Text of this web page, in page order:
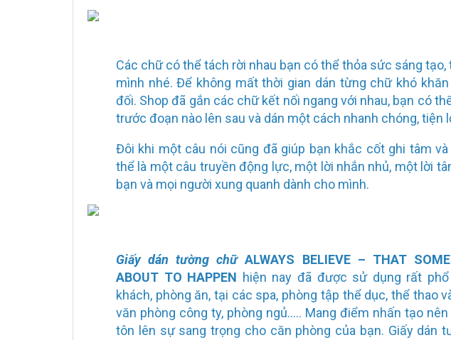
Các chữ có thể tách rời nhau bạn có thể thỏa sức sáng
mình nhé. Để không mất thời gian dán từng chữ khó
đối. Shop đã gắn các chữ kết nối ngang với nhau, bạn có
trước đoạn nào lên sau và dán một cách nhanh chóng, tiện
Đôi khi một câu nói cũng đã giúp bạn khắc cốt ghi tâm
thể là một câu truyền động lực, một lời nhắn nhủ, một lời
bạn và mọi người xung quanh dành cho mình.
Giấy dán tường chữ ALWAYS BELIEVE – THAT
ABOUT TO HAPPEN hiện nay đã được sử dụng rất
khách, phòng ăn, tại các spa, phòng tập thể dục, thể thao
văn phòng công ty, phòng ngủ….. Mang điểm nhấn tạo
tôn lên sự sang trọng cho căn phòng của bạn. Giấy dán